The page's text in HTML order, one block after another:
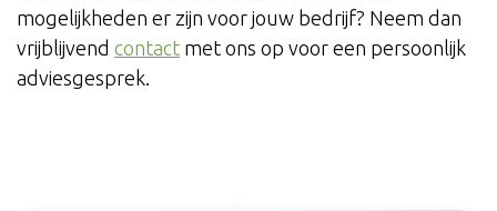
mogelijkheden er zijn voor jouw bedrijf? Neem dan
vrijblijvend contact met ons op voor een persoonlijk
adviesgesprek.